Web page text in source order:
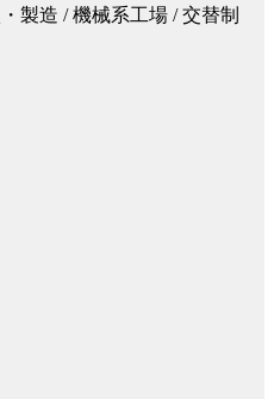
製造 / 機械系工場 / 交替制